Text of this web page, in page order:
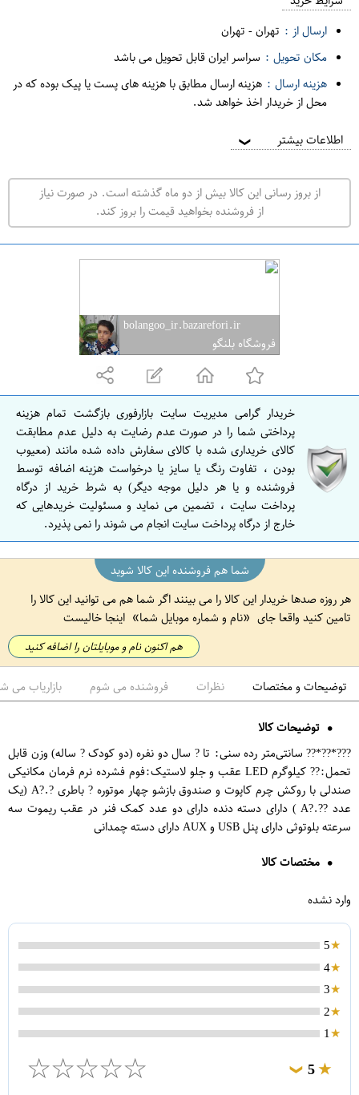
د
ه
ف
ر
و
ی
ت
ه
ر
ا
ن
ه
ا
ن
ه
ر
ن
ارسال از : تهران- تهران
مکان تحویل : سراسر ایران قابل تحویل می باشد
هزینه ارسال : هزینه ارسال مطابق با هزینه های پست یا پیک بوده که در
محل از خریدار اخذ خواهد شد.
اطلاعات بیشتر ❯
از بروز رسانی این کالا بیش از دو ماه گذشته است. در صورت نیاز
از فروشنده بخواهید قیمت را بروز کند.
bolangoo_ir.bazarefori.ir
فروشگاه بلنگو
خریدار گرامی مدیریت سایت بازارفوری بازگشت تمام هزینه
پرداختی شما را در صورت عدم رضایت به دلیل عدم مطابقت
کالای خریداری شده با کالای سفارش داده شده مانند (معیوب
بودن ، تفاوت رنگ یا سایز یا درخواست هزینه اضافه توسط
فروشنده و یا هر دلیل موجه دیگر) به شرط خرید از درگاه
پرداخت سایت ، تضمین می نماید و مسئولیت خریدهایی که
خارج از درگاه پرداخت سایت انجام می شوند را نمی پذیرد.
شما هم فروشنده این کالا شوید
هر روزه صدها خریدار این کالا را می بینند اگر شما هم می توانید این کالا را
تامین کنید واقعا جای
نام و شماره موبایل شما اینجا خالیست
هم اکنون نام و موبایلتان را اضافه کنید
توضیحات و مختصات نظرات فروشنده می شوم بازاریاب می
توضیحات کالا
???*??*?? سانتی‌متر رده سنی: تا ? سال دو نفره (دو کودک ? ساله) وزن قابل
تحمل:?? کیلوگرم LED عقب و جلو لاستیک:فوم فشرده نرم فرمان مکانیکی
صندلی با روکش چرم کاپوت و صندوق بازشو چهار موتوره ? باطری ?.?A (یک
عدد ??.?A ) دارای دسته دنده دارای دو عدد کمک فنر در عقب ریموت سه
سرعته بلوتوثی دارای پنل USB و AUX دارای دسته چمدانی
مختصات کالا
وارد نشده
5
4
3
2
1
5
❯
☆
☆
☆
☆
☆